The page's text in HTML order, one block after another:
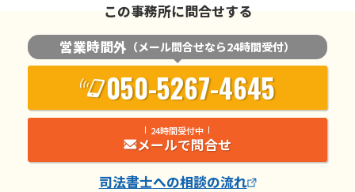
この事務所に問合せする
営業時間外 （メール問合せなら24時間受付）
050-5267-4645
24時間受付中
メールで問合せ
司法書士への相談の流れ